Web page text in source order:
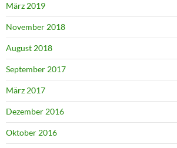
März 2019
November 2018
August 2018
September 2017
März 2017
Dezember 2016
Oktober 2016